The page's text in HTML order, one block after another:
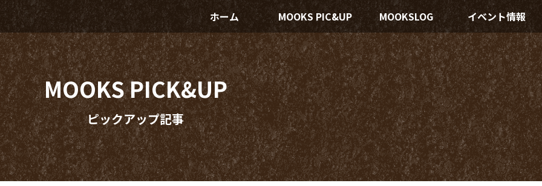
ホーム MOOKS PIC&UP MOOKSLOG イベント情報
MOOKS PICK&UP
ピックアップ記事